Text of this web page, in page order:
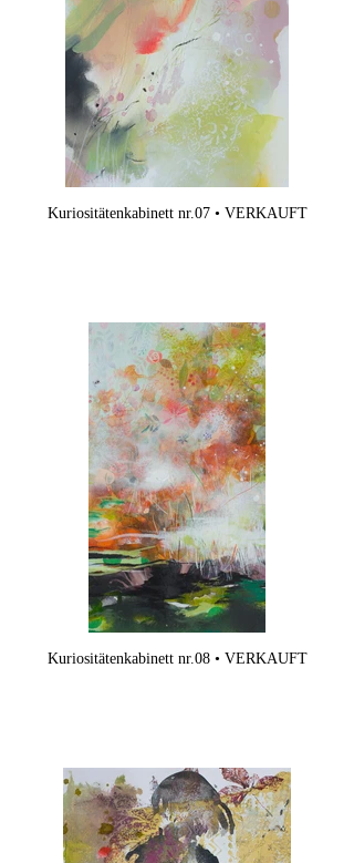
Kuriositätenkabinett nr.07 • VERKAUFT
Kuriositätenkabinett nr.08 • VERKAUFT